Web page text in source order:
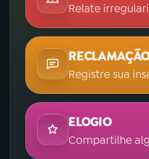
Relate
Registre sua
ELOGIO
Compartilhe